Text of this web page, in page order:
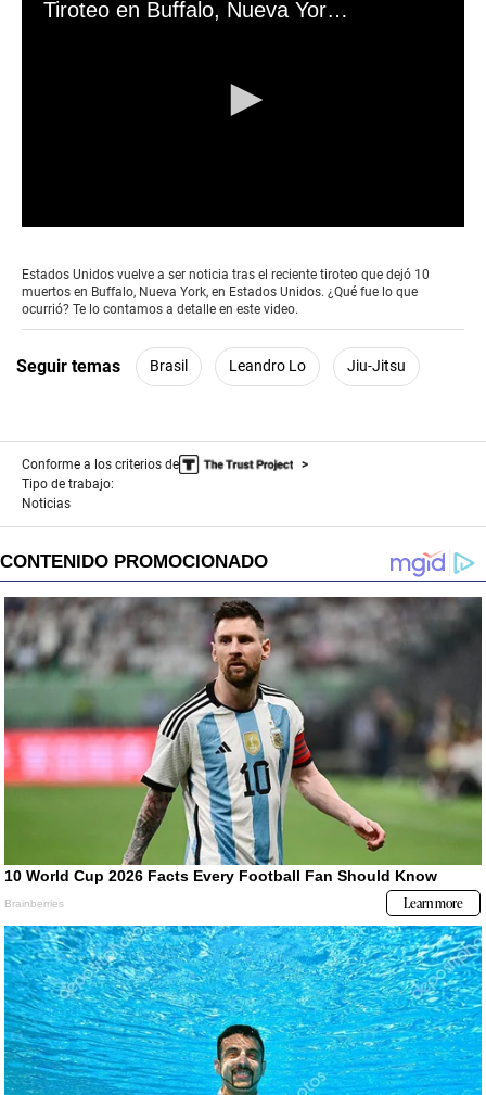
Tiroteo en Buffalo, Nueva York: Todo sobre la masacre que dejó 10 muertos a manos de un joven supremacista blanco
of
0
seconds
Estados Unidos vuelve a ser noticia tras el reciente tiroteo que dejó 10
muertos en Buffalo, Nueva York, en Estados Unidos. ¿Qué fue lo que
ocurrió? Te lo contamos a detalle en este video.
Seguir temas Brasil Leandro Lo Jiu-Jitsu
Conforme a los criterios de
Tipo de trabajo:
Noticias